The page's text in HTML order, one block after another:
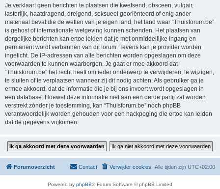
Je verklaart geen berichten te plaatsen die kwetsend, obsceen, vulgair,
lasterlijk, haatdragend, dreigend, seksueel georiënteerd of enig ander
materiaal bevat die de wetten van je eigen land, het land waar “Thuisforum.be”
is gehost of internationale wetgeving kunnen schenden. Het plaatsen van
dergelijke berichten kan ertoe leiden dat je met onmiddellijke ingang en
permanent wordt verbannen van dit forum. Tevens kan je provider worden
ingelicht. De IP-adressen van alle berichten worden opgeslagen om deze
voorwaarden te kunnen waarborgen. Je gaat er mee akkoord dat
“Thuisforum.be” het recht heeft om ieder onderwerp te verwijderen, te wijzigen,
te sluiten of te verplaatsen wanneer zij dit nodig achten. Als gebruiker ga je
ermee akkoord, dat de informatie die je bij ons invoert wordt opgeslagen in
een database. Hoewel deze informatie niet aan een derde partij zal worden
verstrekt zónder je toestemming, kan “Thuisforum.be” nóch phpBB
verantwoordelijk worden gehouden voor een hackpoging die ertoe kan leiden
dat de gegevens vrijkomen.
Forumoverzicht Alle tijden zijn UTC+02:00
Verwijder cookies
Contact
Powered by phpBB® Forum Software © phpBB Limited